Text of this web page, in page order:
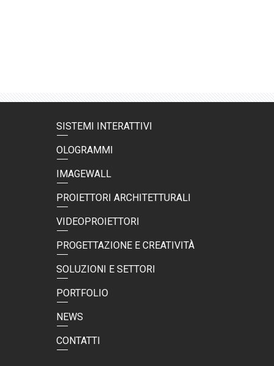
SISTEMI INTERATTIVI
OLOGRAMMI
IMAGEWALL
PROIETTORI ARCHITETTURALI
VIDEOPROIETTORI
PROGETTAZIONE E CREATIVITÀ
SOLUZIONI E SETTORI
PORTFOLIO
NEWS
CONTATTI